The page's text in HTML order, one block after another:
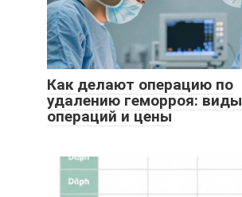
Как делают операцию по
удалению геморроя: виды
операций и цены